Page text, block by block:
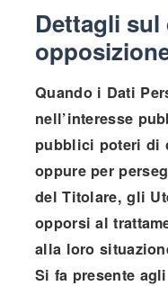
Dettagli
Quando i Dati
nell’interesse
pubblici poteri di
oppure per
del Titolare, gli
opporsi al
alla loro
Si fa presente